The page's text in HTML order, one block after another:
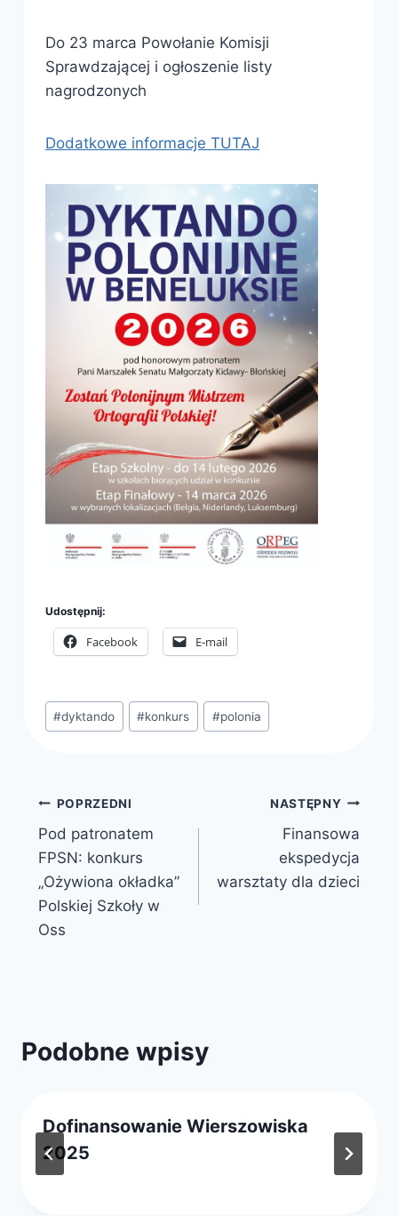
Do 23 marca Powołanie Komisji
Sprawdzającej i ogłoszenie listy
nagrodzonych
Dodatkowe informacje TUTAJ
Udostępnij:
Facebook E-mail
Tagi
wpisu:
#dyktando #konkurs #polonia
Nawigacja
wpisu
POPRZEDNI
Pod patronatem
FPSN: konkurs
„Ożywiona okładka”
Polskiej Szkoły w
Oss
NASTĘPNY
Finansowa
ekspedycja
warsztaty dla dzieci
Podobne wpisy
Dofinansowanie Wierszowiska
2025